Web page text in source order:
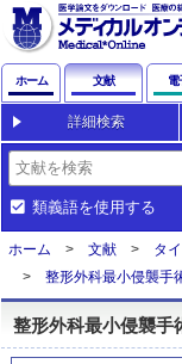
ホーム 文献 電
詳細検索
類義語を使用する
ホーム 文献
タ
整形外科最小侵襲手
整形外科最小侵襲手